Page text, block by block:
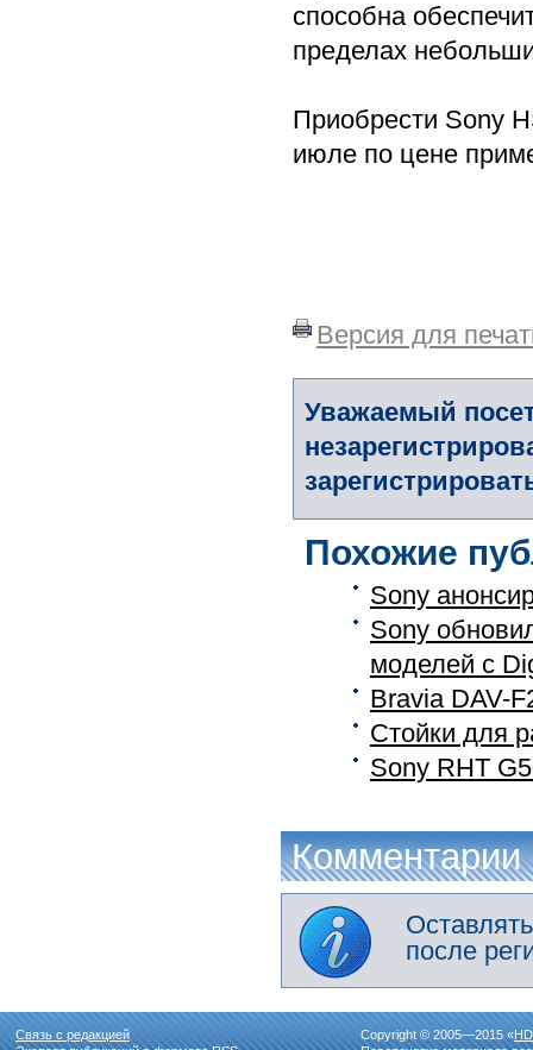
способна
пределах
Приобрести Sony
июле по цене
Версия для
Уважаемый
Похожие
Sony
Sony
моделей с
Bravia DAV-
Стойки для
Sony RHT
Комментарии
после
Связь с редакцией
Copyright © 2005—2015 «